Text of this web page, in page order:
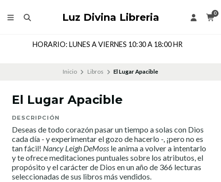
Luz Divina Libreria 0
HORARIO: LUNES A VIERNES 10:30 A 18:00 HR
Inicio Libros El Lugar Apacible
El Lugar Apacible
DESCRIPCIÓN
Deseas de todo corazón pasar un tiempo a solas con Dios
cada día - y experimentar el gozo de hacerlo -, ¡pero no es
tan fácil! Nancy Leigh DeMoss le anima a volver a intentarlo
y te ofrece meditaciones puntuales sobre los atributos, el
propósito y el carácter de Dios en un año de 366 lecturas
seleccionadas de sus libros más vendidos.